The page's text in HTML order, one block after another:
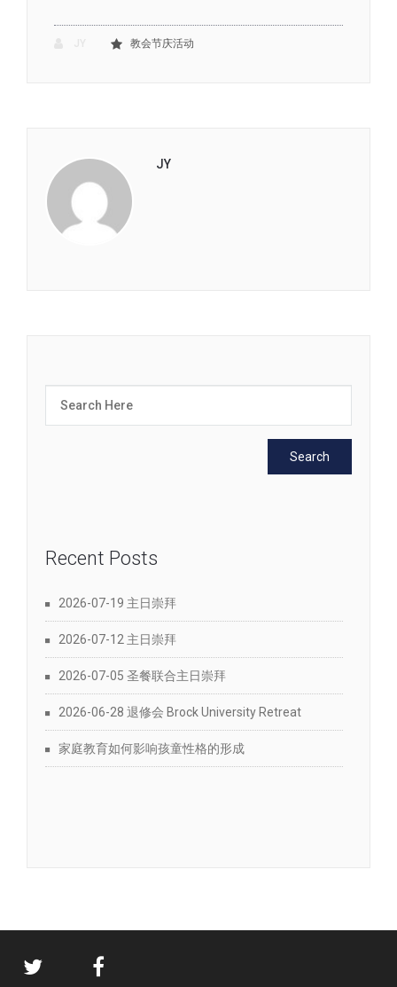
教会节庆活动
JY
Recent Posts
2026-07-19 主日崇拜
2026-07-12 主日崇拜
2026-07-05 圣餐联合主日崇拜
2026-06-28 退修会 Brock University Retreat
家庭教育如何影响孩童性格的形成